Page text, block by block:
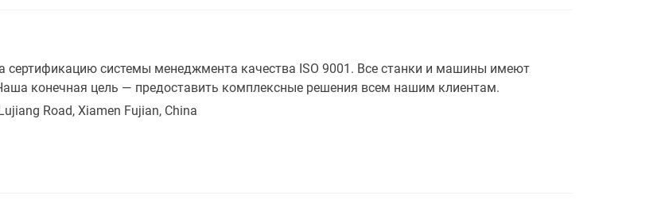
сертификацию системы менеджмента качества ISO 9001. Все станки и машины имеют
конечная цель — предоставить комплексные решения всем нашим клиентам.
Road, Xiamen Fujian, China